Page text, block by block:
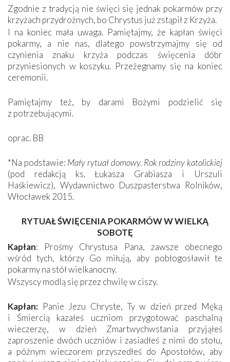
Zgodnie z tradycją nie święci się jednak pokarmów przy
krzyżach przydrożnych, bo Chrystus już zstąpił z Krzyża.
I na koniec mała uwaga. Pamiętajmy, że kapłan święci
pokarmy, a nie nas, dlatego powstrzymajmy się od
czynienia znaku krzyża podczas święcenia dóbr
przyniesionych w koszyku. Przeżegnamy się na koniec
ceremonii.
Pamiętajmy też, by darami Bożymi podzielić się
z potrzebującymi.
oprac. BB
*Na podstawie: Mały rytuał domowy. Rok rodziny katolickiej
(pod redakcją ks. Łukasza Grabiasza i Urszuli
Haśkiewicz), Wydawnictwo Duszpasterstwa Rolników,
Włocławek 2015.
RYTUAŁ ŚWIĘCENIA POKARMÓW W WIELKĄ
SOBOTĘ
Kapłan: Prośmy Chrystusa Pana, zawsze obecnego
wśród tych, którzy Go miłują, aby pobłogosławił te
pokarmy na stół wielkanocny.
Wszyscy modlą się przez chwilę w ciszy.
Kapłan: Panie Jezu Chryste, Ty w dzień przed Męką
i Śmiercią kazałeś uczniom przygotować paschalną
wieczerzę, w dzień Zmartwychwstania przyjąłeś
zaproszenie dwóch uczniów i zasiadłeś z nimi do stołu,
a późnym wieczorem przyszedłeś do Apostołów, aby